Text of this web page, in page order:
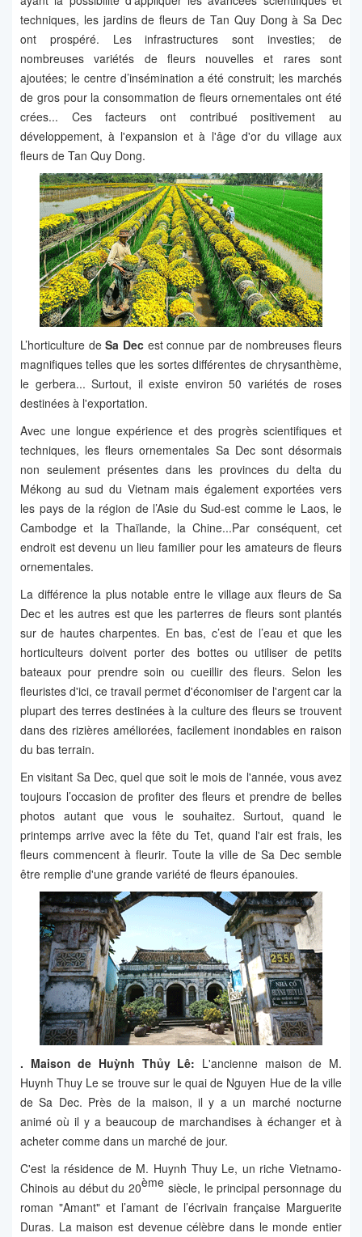
techniques, les jardins de fleurs de Tan Quy Dong à Sa Dec
ont prospéré. Les infrastructures sont investies; de
nombreuses variétés de fleurs nouvelles et rares sont
ajoutées; le centre d’insémination a été construit; les marchés
de gros pour la consommation de fleurs ornementales ont été
crées... Ces facteurs ont contribué positivement au
développement, à l'expansion et à l'âge d'or du village aux
fleurs de Tan Quy Dong.
L’horticulture deSa Dec est connue par de nombreuses fleurs
magnifiques telles que les sortes différentes de chrysanthème,
le gerbera... Surtout, il existe environ 50 variétés de roses
destinées à l'exportation.
Avec une longue expérience et des progrès scientifiques et
techniques, les fleurs ornementales Sa Dec sont désormais
non seulement présentes dans les provinces du delta du
Mékong au sud du Vietnam mais également exportées vers
les pays de la région de l’Asie du Sud-est comme le Laos, le
Cambodge et la Thaïlande, la Chine...Par conséquent, cet
endroit est devenu un lieu familier pour les amateurs de fleurs
ornementales.
La différence la plus notable entre le village aux fleurs de Sa
Dec et les autres est que les parterres de fleurs sont plantés
sur de hautes charpentes. En bas, c’est de l’eau et que les
horticulteurs doivent porter des bottes ou utiliser de petits
bateaux pour prendre soin ou cueillir des fleurs. Selon les
fleuristes d'ici, ce travail permet d'économiser de l'argent car la
plupart des terres destinées à la culture des fleurs se trouvent
dans des rizières améliorées, facilement inondables en raison
du bas terrain.
En visitant Sa Dec, quel que soit le mois de l'année, vous avez
toujours l’occasion de profiter des fleurs et prendre de belles
photos autant que vous le souhaitez. Surtout, quand le
printemps arrive avec la fête du Tet, quand l'air est frais, les
fleurs commencent à fleurir. Toute la ville de Sa Dec semble
être remplie d'une grande variété de fleurs épanouies.
. Maison de Huỳnh Thủy Lê: L'ancienne maison de M.
Huynh Thuy Le se trouve sur le quai de Nguyen Hue de la ville
de Sa Dec. Près de la maison, il y a un marché nocturne
animé où il y a beaucoup de marchandises à échanger et à
acheter comme dans un marché de jour.
C'est la résidence de M. Huynh Thuy Le, un riche Vietnamo-
Chinois au début du 20ème siècle, le principal personnage du
roman "Amant" et l’amant de l’écrivain française Marguerite
Duras. La maison est devenue célèbre dans le monde entier